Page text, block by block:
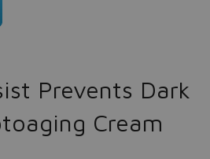
Prevents Dark
Cream